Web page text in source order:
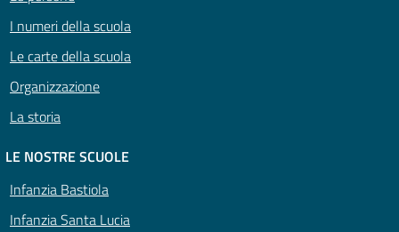
I numeri della scuola
Le carte della scuola
Organizzazione
La storia
LE NOSTRE SCUOLE
Infanzia Bastiola
Infanzia Santa Lucia